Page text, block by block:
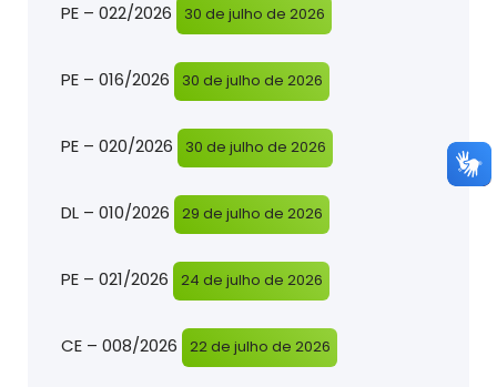
PE – 022/2026 30 de julho de 2026
PE – 016/2026 30 de julho de 2026
PE – 020/2026 30 de julho de 2026
DL – 010/2026 29 de julho de 2026
PE – 021/2026 24 de julho de 2026
CE – 008/2026 22 de julho de 2026